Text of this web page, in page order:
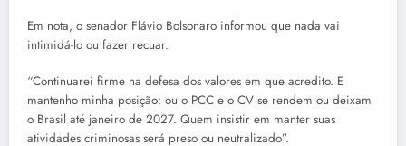
Em nota, o senador Flávio Bolsonaro informou que nada vai
intimidá-lo ou fazer recuar.
“Continuarei firme na defesa dos valores em que acredito. E
mantenho minha posição: ou o PCC e o CV se rendem ou deixam
o Brasil até janeiro de 2027. Quem insistir em manter suas
atividades criminosas será preso ou neutralizado”.